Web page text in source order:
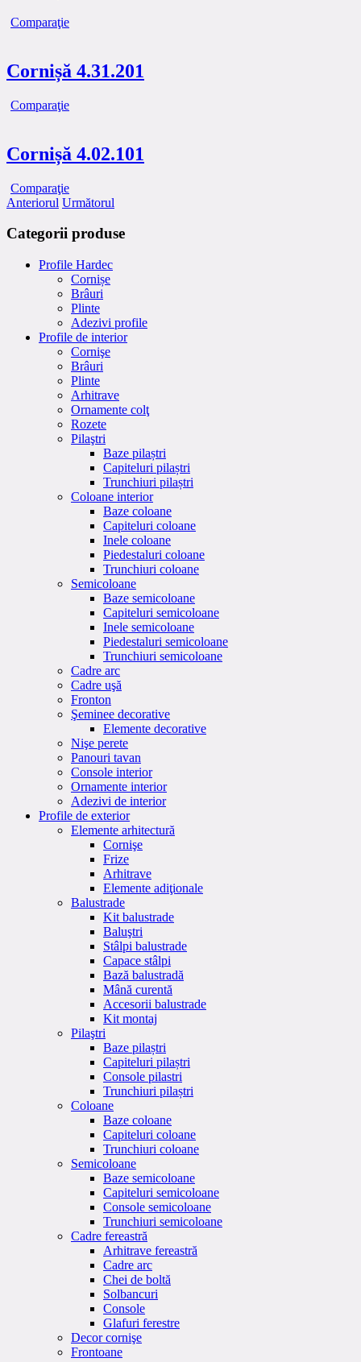
Comparaţie
Cornișă 4.31.201
Comparaţie
Cornișă 4.02.101
Comparaţie
Anteriorul Următorul
Categorii produse
Profile Hardec
Cornișe
Brâuri
Plinte
Adezivi profile
Profile de interior
Cornişe
Brâuri
Plinte
Arhitrave
Ornamente colţ
Rozete
Pilaştri
Baze pilaștri
Capiteluri pilaștri
Trunchiuri pilaștri
Coloane interior
Baze coloane
Capiteluri coloane
Inele coloane
Piedestaluri coloane
Trunchiuri coloane
Semicoloane
Baze semicoloane
Capiteluri semicoloane
Inele semicoloane
Piedestaluri semicoloane
Trunchiuri semicoloane
Cadre arc
Cadre uşă
Fronton
Şeminee decorative
Elemente decorative
Nişe perete
Panouri tavan
Console interior
Ornamente interior
Adezivi de interior
Profile de exterior
Elemente arhitectură
Cornişe
Frize
Arhitrave
Elemente adiţionale
Balustrade
Kit balustrade
Baluştri
Stâlpi balustrade
Capace stâlpi
Bază balustradă
Mână curentă
Accesorii balustrade
Kit montaj
Pilaştri
Baze pilaștri
Capiteluri pilaștri
Console pilastri
Trunchiuri pilaștri
Coloane
Baze coloane
Capiteluri coloane
Trunchiuri coloane
Semicoloane
Baze semicoloane
Capiteluri semicoloane
Console semicoloane
Trunchiuri semicoloane
Cadre fereastră
Arhitrave fereastră
Cadre arc
Chei de boltă
Solbancuri
Console
Glafuri ferestre
Decor cornişe
Frontoane